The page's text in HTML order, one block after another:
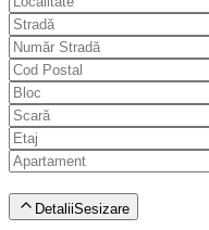
DetaliiSesizare